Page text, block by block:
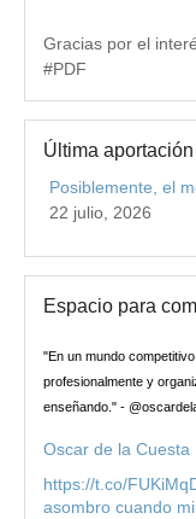
Gracias por el
#PDF
Última
Posiblemente, el
22 julio, 2026
Espacio para
"En un mundo
profesionalmente y
enseñando." -
Oscar de la Cuesta
https://t.co/
asombro cuando